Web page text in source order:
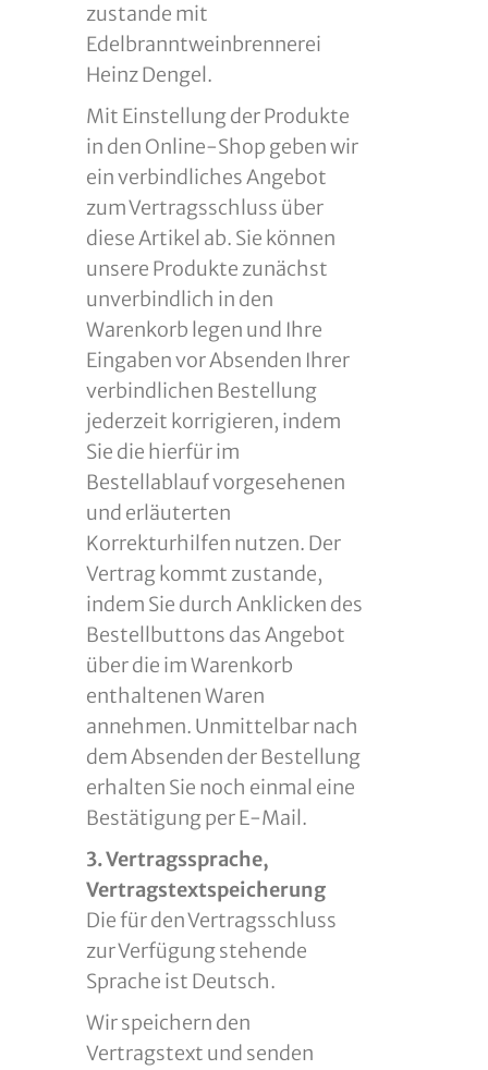
zustande mit
Edelbranntweinbrennerei
Heinz Dengel.
Mit Einstellung der Produkte
in den Online-Shop geben wir
ein verbindliches Angebot
zum Vertragsschluss über
diese Artikel ab. Sie können
unsere Produkte zunächst
unverbindlich in den
Warenkorb legen und Ihre
Eingaben vor Absenden Ihrer
verbindlichen Bestellung
jederzeit korrigieren, indem
Sie die hierfür im
Bestellablauf vorgesehenen
und erläuterten
Korrekturhilfen nutzen. Der
Vertrag kommt zustande,
indem Sie durch Anklicken des
Bestellbuttons das Angebot
über die im Warenkorb
enthaltenen Waren
annehmen. Unmittelbar nach
dem Absenden der Bestellung
erhalten Sie noch einmal eine
Bestätigung per E-Mail.
3. Vertragssprache,
Vertragstextspeicherung
Die für den Vertragsschluss
zur Verfügung stehende
Sprache ist Deutsch.
Wir speichern den
Vertragstext und senden